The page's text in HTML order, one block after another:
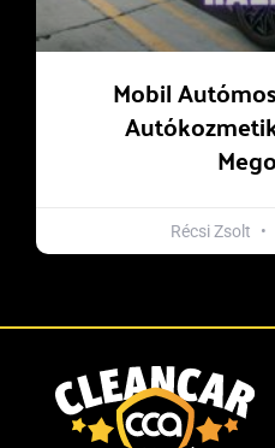
Mobil
Récsi Zsolt